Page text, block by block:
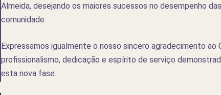
Almeida, desejando os maiores sucessos no desempenho
comunidade.
Expressamos igualmente o nosso sincero agradecimento
profissionalismo, dedicação e espírito de serviço
esta nova fase.